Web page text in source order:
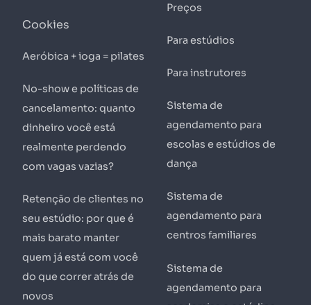
Cookies
Aeróbica + ioga = pilates
No-show e políticas de
cancelamento: quanto
dinheiro você está
realmente perdendo
com vagas vazias?
Retenção de clientes no
seu estúdio: por que é
mais barato manter
quem já está com você
do que correr atrás de
novos
Preços
Para estúdios
Para instrutores
Sistema de
agendamento para
escolas e estúdios de
dança
Sistema de
agendamento para
centros familiares
Sistema de
agendamento para